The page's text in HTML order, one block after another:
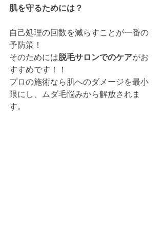
肌を守るためには？
自己処理の回数を減らすことが一番の
予防策！
そのためには脱毛サロンでのケアがお
すすめです！！
プロの施術なら肌へのダメージを最小
限にし、ムダ毛悩みから解放されま
す。